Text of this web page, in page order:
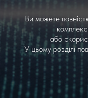
Ви можете
або
У цьому розділі